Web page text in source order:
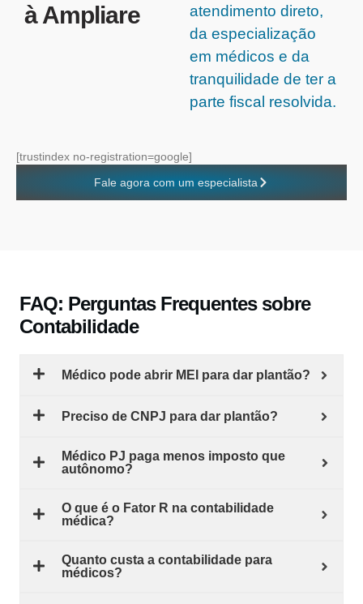
à Ampliare
atendimento direto,
da especialização
em médicos e da
tranquilidade de ter a
parte fiscal resolvida.
[trustindex no-registration=google]
Fale agora com um especialista
FAQ: Perguntas Frequentes sobre
Contabilidade
Médico pode abrir MEI para dar plantão?
Preciso de CNPJ para dar plantão?
Médico PJ paga menos imposto que
autônomo?
O que é o Fator R na contabilidade
médica?
Quanto custa a contabilidade para
médicos?